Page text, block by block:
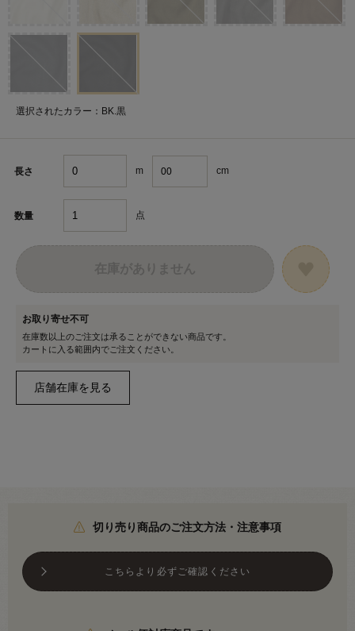
選択されたカラー：BK.黒
長さ m cm
数量 点
お取り寄せ不可
在庫数以上のご注文は承ることができない商品です。
カートに入る範囲内でご注文ください。
切り売り商品のご注文方法・注意事項
こちらより必ずご確認ください